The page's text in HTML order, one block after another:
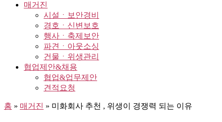
매거진
시설ㆍ보안경비
경호ㆍ신변보호
행사ㆍ축제보안
파견ㆍ아웃소싱
건물ㆍ위생관리
협업제안&채용
협업&업무제안
견적요청
홈 » 매거진 » 미화회사 추천 , 위생이 경쟁력 되는 이유